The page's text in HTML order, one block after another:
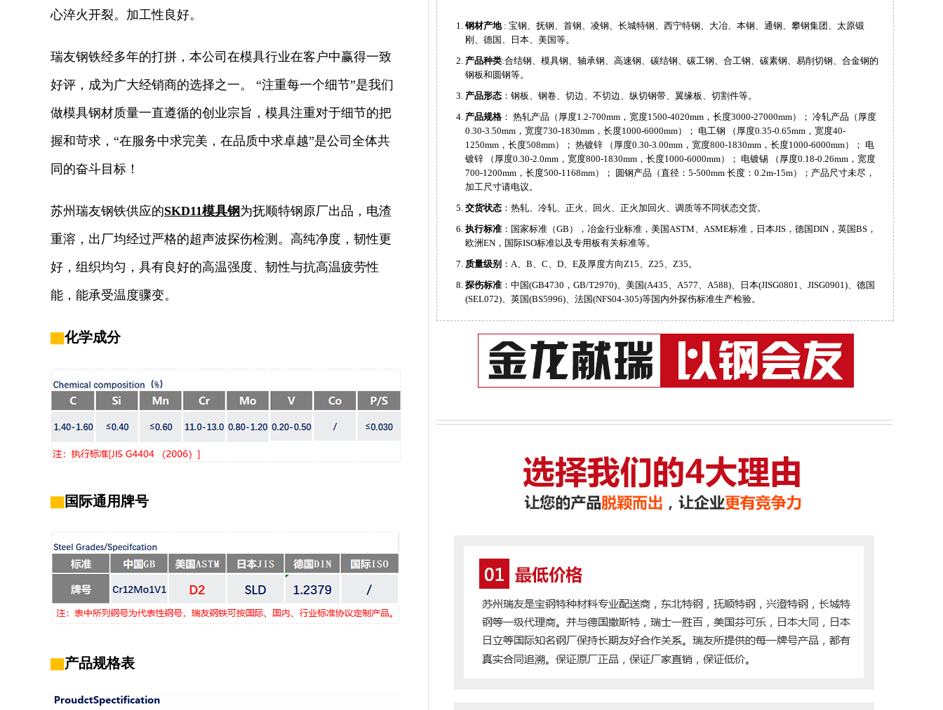
钢材产地: 宝钢、抚钢、首钢、凌钢、长城特钢、西宁特钢、大冶、本钢、通钢、攀钢集团、太原锻
刚、德国、日本、美国等。
产品种类:合结钢、模具钢、轴承钢、高速钢、碳结钢、碳工钢、合工钢、碳素钢、易削切钢、合金钢的
钢板和圆钢等。
产品形态 ：钢板、钢卷、切边、不切边、纵切钢带、翼缘板、切割件等。
产品规格 ： 热轧产品（厚度1.2-700mm，宽度1500-4020mm，长度3000-27000mm）； 冷轧产品（厚度
0.30-3.50mm，宽度730-1830mm，长度1000-6000mm）； 电工钢 （厚度0.35-0.65mm，宽度40-
1250mm，长度508mm）； 热镀锌 （厚度0.30-3.00mm，宽度800-1830mm，长度1000-6000mm）； 电
镀锌 （厚度0.30-2.0mm，宽度800-1830mm，长度1000-6000mm）； 电镀锡 （厚度0.18-0.26mm，宽度
700-1200mm，长度500-1168mm）； 圆钢产品（直径：5-500mm 长度：0.2m-15m）；产品尺寸未尽，
加工尺寸请电议。
交货状态 ：热轧、冷轧、正火、回火、正火加回火、调质等不同状态交货。
执行标准 ：国家标准（GB），冶金行业标准，美国ASTM、ASME标准，日本JIS，德国DIN，英国BS，
欧洲EN，国际ISO标准以及专用板有关标准等。
质量级别 ：A、B、C、D、E及厚度方向Z15、Z25、Z35。
探伤标准 ：中国(GB4730，GB/T2970)、美国(A435、A577、A588)、日本(JISG0801、JISG0901)、德国
(SEL072)、英国(BS5996)、法国(NFS04-305)等国内外探伤标准生产检验。
心淬火开裂。加工性良好。
瑞友钢铁经多年的打拼，本公司在模具行业在客户中赢得一致
好评，成为广大经销商的选择之一。 “注重每一个细节”是我们
做模具钢材质量一直遵循的创业宗旨，模具注重对于细节的把
握和苛求，“在服务中求完美，在品质中求卓越”是公司全体共
同的奋斗目标！
苏州瑞友钢铁供应的SKD11模具钢为抚顺特钢原厂出品，电渣
重溶，出厂均经过严格的超声波探伤检测。高纯净度，韧性更
好，组织均匀，具有良好的高温强度、韧性与抗高温疲劳性
能，能承受温度骤变。
▇化学成分
▇国际通用牌号
▇产品规格表